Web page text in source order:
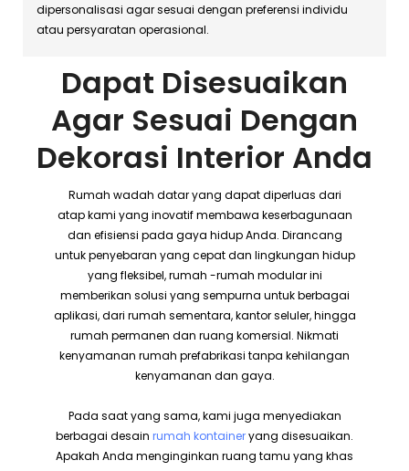
dipersonalisasi agar sesuai dengan preferensi individu
atau persyaratan operasional.
Dapat Disesuaikan
Agar Sesuai Dengan
Dekorasi Interior Anda
Rumah wadah datar yang dapat diperluas dari
atap kami yang inovatif membawa keserbagunaan
dan efisiensi pada gaya hidup Anda. Dirancang
untuk penyebaran yang cepat dan lingkungan hidup
yang fleksibel, rumah -rumah modular ini
memberikan solusi yang sempurna untuk berbagai
aplikasi, dari rumah sementara, kantor seluler, hingga
rumah permanen dan ruang komersial. Nikmati
kenyamanan rumah prefabrikasi tanpa kehilangan
kenyamanan dan gaya.
Pada saat yang sama, kami juga menyediakan
berbagai desain rumah kontaineryang disesuaikan.
Apakah Anda menginginkan ruang tamu yang khas